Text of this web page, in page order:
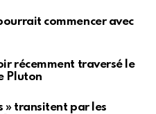
commencer avec
récemment traversé le
Pluton
» transitent par les